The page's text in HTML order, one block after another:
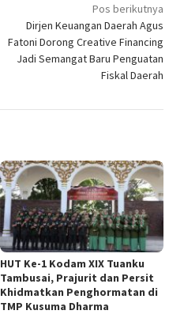
Pos berikutnya
Dirjen Keuangan Daerah Agus
Fatoni Dorong Creative Financing
Jadi Semangat Baru Penguatan
Fiskal Daerah
HUT Ke-1 Kodam XIX Tuanku
Tambusai, Prajurit dan Persit
Khidmatkan Penghormatan di
TMP Kusuma Dharma